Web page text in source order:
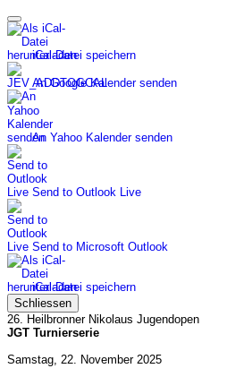
iCal-Datei speichern
An Google Kalender senden
An Yahoo Kalender senden
Send to Outlook Live
Send to Microsoft Outlook
iCal-Datei speichern
Schliessen
26. Heilbronner Nikolaus Jugendopen
JGT Turnierserie
Samstag, 22. November 2025